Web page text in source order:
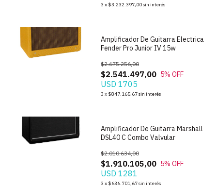
3 x $3.232.397,00sin interés
Amplificador De Guitarra Electrica
Fender Pro Junior IV 15w
$2.541.497,00
$2.675.256,00
5% OFF
USD 1705
3 x $847.165,67sin interés
Amplificador De Guitarra Marshall
DSL40 C Combo Valvular
$1.910.105,00
$2.010.634,00
5% OFF
USD 1281
3 x $636.701,67sin interés